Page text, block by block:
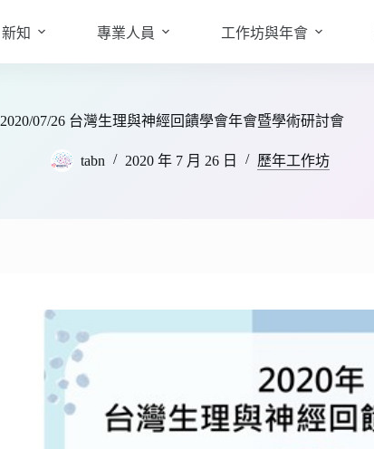
新知 專業人員 工作坊與年會
2020/07/26 台灣生理與神經回饋學會年會暨學術研討會
tabn 2020 年 7 月 26 日 歷年工作坊